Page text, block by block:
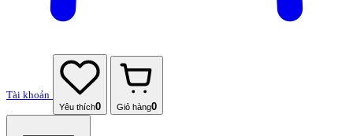
Tài khoản
Yêu thích0 Giỏ hàng0